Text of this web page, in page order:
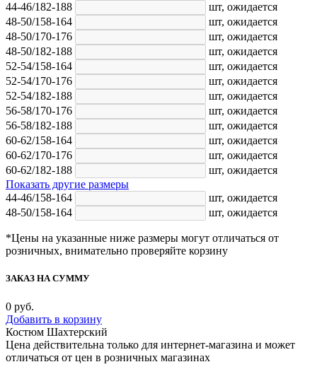
44-46/182-188
шт, ожидается
48-50/158-164
шт, ожидается
48-50/170-176
шт, ожидается
48-50/182-188
шт, ожидается
52-54/158-164
шт, ожидается
52-54/170-176
шт, ожидается
52-54/182-188
шт, ожидается
56-58/170-176
шт, ожидается
56-58/182-188
шт, ожидается
60-62/158-164
шт, ожидается
60-62/170-176
шт, ожидается
60-62/182-188
шт, ожидается
Показать другие размеры
44-46/158-164
шт, ожидается
48-50/158-164
шт, ожидается
*Цены на указанные ниже размеры могут отличаться от
розничных, внимательно проверяйте корзину
ЗАКАЗ НА СУММУ
0 руб.
Добавить в корзину
Костюм Шахтерский
Цена действительна только для интернет-магазина и может
отличаться от цен в розничных магазинах